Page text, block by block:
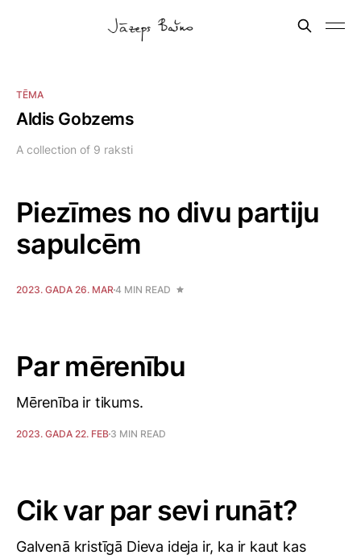
TĒMA
Aldis Gobzems
A collection of 9 raksti
Piezīmes no divu partiju
sapulcēm
2023. GADA 26. MAR4 MIN READ
Par mērenību
Mērenība ir tikums.
2023. GADA 22. FEB 3 MIN READ
Cik var par sevi runāt?
Galvenā kristīgā Dieva ideja ir, ka ir kaut kas